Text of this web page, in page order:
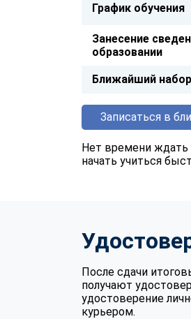
График обучения
Занесение
образовании
Ближайший
Записаться в
Нет времени ждать
начать учиться
После сдачи
получают
удостоверение
курьером.